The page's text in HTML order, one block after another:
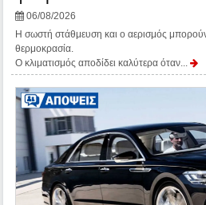
06/08/2026
Η σωστή στάθμευση και ο αερισμός
θερμοκρασία.
Ο κλιματισμός αποδίδει καλύτερα όταν...